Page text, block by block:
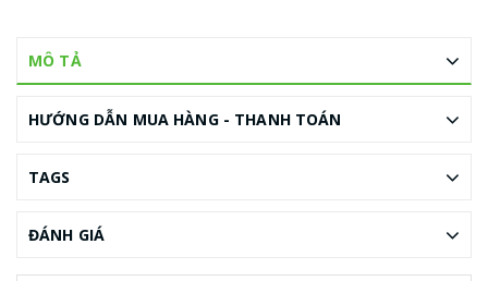
MÔ TẢ
HƯỚNG DẪN MUA HÀNG - THANH TOÁN
TAGS
ĐÁNH GIÁ